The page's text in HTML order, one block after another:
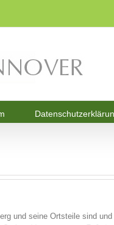
und seine Ortsteile sind